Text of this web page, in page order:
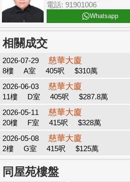
電話: 91901006
Whatsapp
相關成交
2026-07-29 慈華大廈
8樓 A室 405呎
$310萬
2026-06-03
慈華大廈
11樓 D室 405呎
$287.8萬
2026-05-11
慈華大廈
20樓 F室 415呎
$328萬
2026-05-08
慈華大廈
2樓 G室 415呎 $125萬
同屋苑樓盤